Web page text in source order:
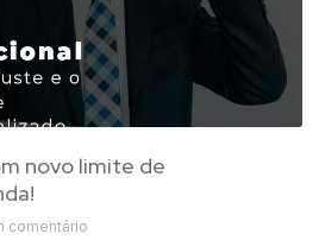
novo limite de
comentário